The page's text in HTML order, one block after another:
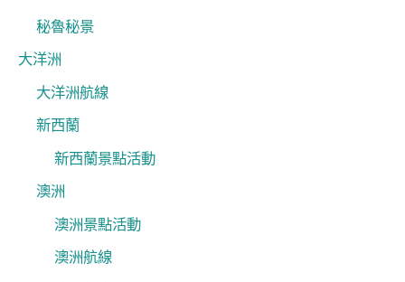
秘魯秘景
大洋洲
大洋洲航線
新西蘭
新西蘭景點活動
澳洲
澳洲景點活動
澳洲航線